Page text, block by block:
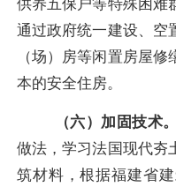
供养五保户等特殊困难
通过政府统一建设、空
（场）房等闲置房屋
本的安全住房。
（六）加固技术。
做法，学习法国现代夯
筑材料，根据福建省